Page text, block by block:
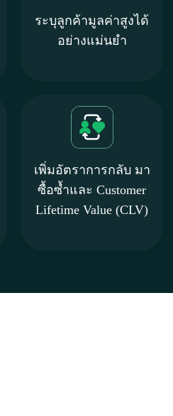
ระบุลูกค้ามูลค่าสูงได้
อย่างแม่นยำ
เพิ่มอัตราการกลับ มา
ซื้อซ้ำและ Customer
Lifetime Value (CLV)